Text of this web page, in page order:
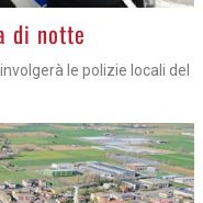
di notte
le polizie locali del